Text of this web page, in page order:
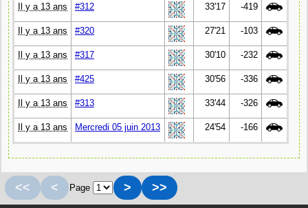
Il y a 13 ans #312 33'17 -419
Il y a 13 ans #320 27'21 -103
Il y a 13 ans #317 30'10 -232
Il y a 13 ans #425 30'56 -336
Il y a 13 ans #313 33'44 -326
Il y a 13 ans Mercredi 05 juin 2013 24'54 -166
<< < Page > >>